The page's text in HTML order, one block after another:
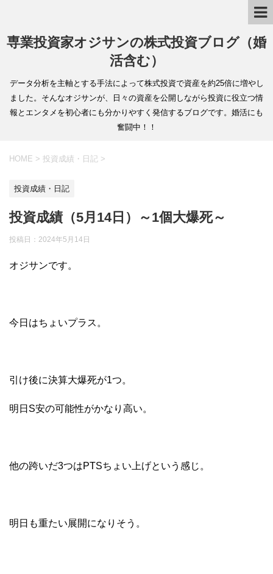
専業投資家オジサンの株式投資ブログ（婚
活含む）
データ分析を主軸とする手法によって株式投資で資産を約25倍に増やし
ました。そんなオジサンが、日々の資産を公開しながら投資に役立つ情
報とエンタメを初心者にも分かりやすく発信するブログです。婚活にも
奮闘中！！
HOME > 投資成績・日記 >
投資成績・日記
投資成績（5月14日）～1個大爆死～
投稿日： 2024年5月14日
オジサンです。
今日はちょいプラス。
引け後に決算大爆死が1つ。
明日S安の可能性がかなり高い。
他の跨いだ3つはPTSちょい上げという感じ。
明日も重たい展開になりそう。